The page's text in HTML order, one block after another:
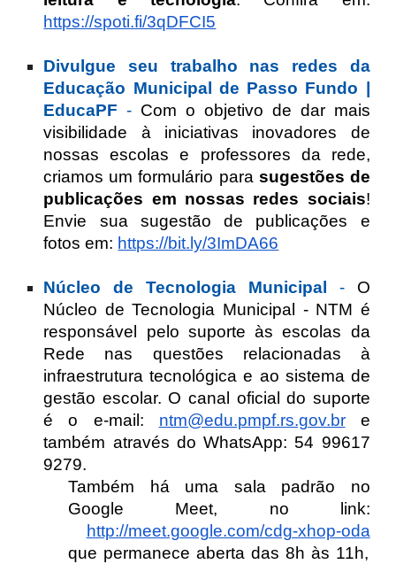
https://spoti.fi/3qDFCI5
Divulgue seu trabalho nas redes da
Educação Municipal de Passo Fundo |
EducaPF - Com o objetivo de dar mais
visibilidade à iniciativas inovadores de
nossas escolas e professores da rede,
criamos um formulário para sugestões de
publicações em nossas redes sociais!
Envie sua sugestão de publicações e
fotos em: https://bit.ly/3ImDA66
Núcleo de Tecnologia Municipal -O
Núcleo de Tecnologia Municipal - NTM é
responsável pelo suporte às escolas da
Rede nas questões relacionadas à
infraestrutura tecnológica e ao sistema de
gestão escolar. O canal oficial do suporte
é o e-mail: ntm@edu.pmpf.rs.gov.bre
também através do WhatsApp: 54 99617
9279.
Também há uma sala padrão no
Google Meet, no link:
http://meet.google.com/cdg-xhop-oda
que permanece aberta das 8h às 11h,